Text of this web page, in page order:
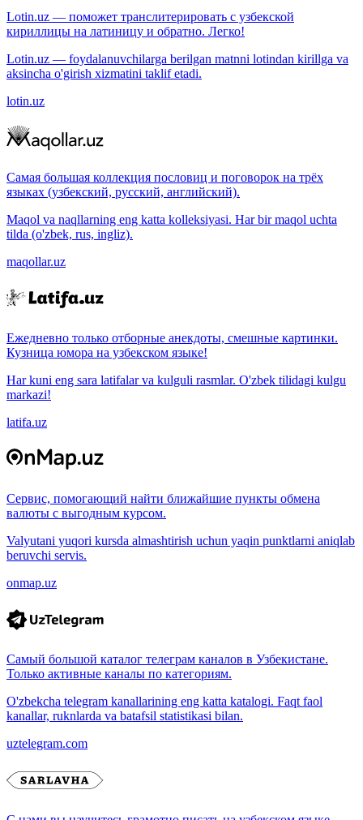
Lotin.uz — поможет транслитерировать с узбекской
кириллицы на латиницу и обратно. Легко!
Lotin.uz — foydalanuvchilarga berilgan matnni lotindan kirillga va
aksincha o'girish xizmatini taklif etadi.
lotin.uz
Самая большая коллекция пословиц и поговорок на трёх
языках (узбекский, русский, английский).
Maqol va naqllarning eng katta kolleksiyasi. Har bir maqol uchta
tilda (o'zbek, rus, ingliz).
maqollar.uz
Ежедневно только отборные анекдоты, смешные картинки.
Кузница юмора на узбекском языке!
Har kuni eng sara latifalar va kulguli rasmlar. O'zbek tilidagi kulgu
markazi!
latifa.uz
Сервис, помогающий найти ближайшие пункты обмена
валюты с выгодным курсом.
Valyutani yuqori kursda almashtirish uchun yaqin punktlarni aniqlab
beruvchi servis.
onmap.uz
Самый большой каталог телеграм каналов в Узбекистане.
Только активные каналы по категориям.
O'zbekcha telegram kanallarining eng katta katalogi. Faqt faol
kanallar, ruknlarda va batafsil statistikasi bilan.
uztelegram.com